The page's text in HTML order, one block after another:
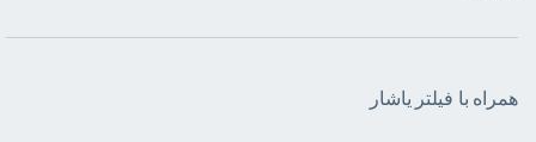
همراه با فیلتر یاشار